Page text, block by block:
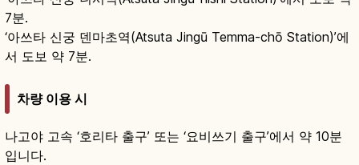
7분.
‘아쓰타 신궁 덴마초역(Atsuta Jingū Temma-chō Station)’에
서 도보 약 7분.
차량 이용 시
나고야 고속 ‘호리타 출구’ 또는 ‘요비쓰기 출구’에서 약 10분
입니다.